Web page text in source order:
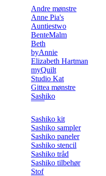
Andre mønstre
Anne Pia's
Auntiestwo
BenteMalm
Beth
byAnnie
Elizabeth Hartman
myQuilt
Studio Kat
Gittea mønstre
Sashiko
Sashiko kit
Sashiko sampler
Sashiko paneler
Sashiko stencil
Sashiko tråd
Sashiko tilbehør
Stof